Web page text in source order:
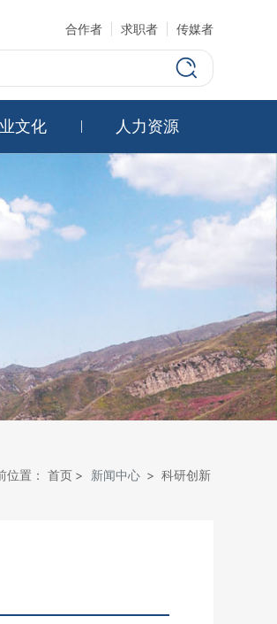
合作者 求职者 传媒者
文化 人力资源
位置： 首页 新闻中心 科研创新